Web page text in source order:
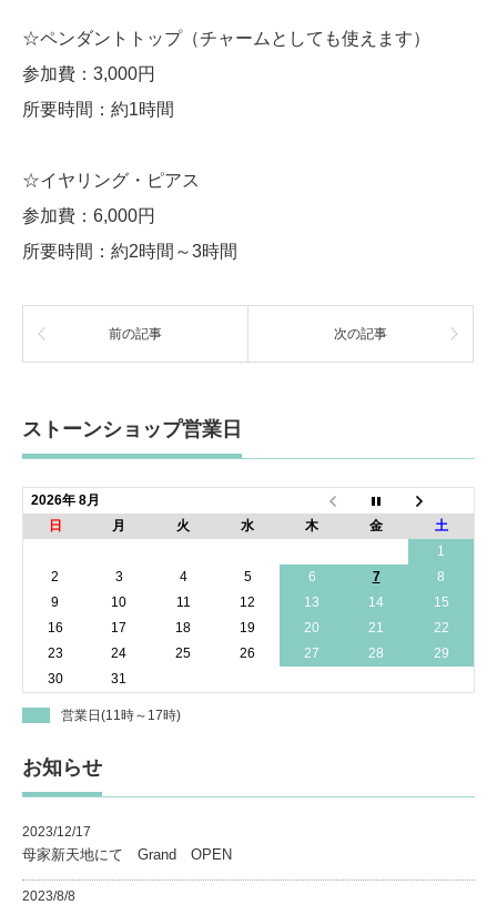
☆ペンダントトップ（チャームとしても使えます）
参加費：3,000円
所要時間：約1時間
☆イヤリング・ピアス
参加費：6,000円
所要時間：約2時間～3時間
前の記事 次の記事
ストーンショップ営業日
2026年 8月
日
月 火 水 木 金
土
1
2
3 4 5 6 7
8
9
10 11 12 13 14
15
16
17 18 19 20 21
22
23
24 25 26 27 28
29
30
31
営業日(11時～17時)
お知らせ
2023/12/17
母家新天地にて Grand OPEN
2023/8/8